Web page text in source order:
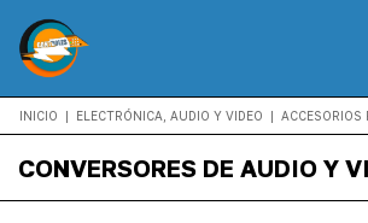
INICIO | ELECTRÓNICA, AUDIO Y VIDEO | ACCESORIOS
CONVERSORES DE AUDIO Y